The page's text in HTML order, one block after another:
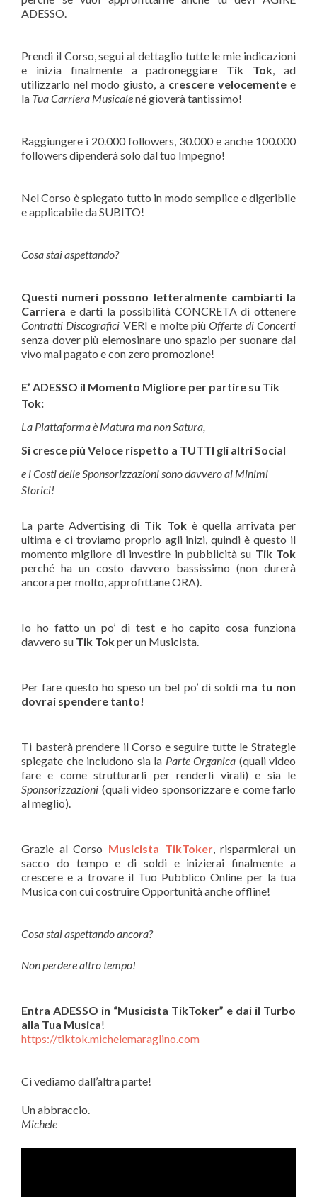
ADESSO.
Prendi il Corso, segui al dettaglio tutte le mie indicazioni
e inizia finalmente a padroneggiare Tik Tok, ad
utilizzarlo nel modo giusto, a crescere velocemente e
la Tua Carriera Musicalené gioverà tantissimo!
Raggiungere i 20.000 followers, 30.000 e anche 100.000
followers dipenderà solo dal tuo Impegno!
Nel Corso è spiegato tutto in modo semplice e digeribile
e applicabile da SUBITO!
Cosa stai aspettando?
Questi numeri possono letteralmente cambiarti la
Carriera e darti la possibilità CONCRETA di ottenere
Contratti Discografici VERI e molte piùOfferte di Concerti
senza dover più elemosinare uno spazio per suonare dal
vivo mal pagato e con zero promozione!
E’ ADESSO il Momento Migliore per partire su Tik
Tok:
La Piattaforma è Matura ma non Satura,
Si cresce più Veloce rispetto a TUTTI gli altri Social
e i Costi delle Sponsorizzazioni sono davvero ai Minimi
Storici!
La parte Advertising di Tik Tok è quella arrivata per
ultima e ci troviamo proprio agli inizi, quindi è questo il
momento migliore di investire in pubblicità su Tik Tok
perché ha un costo davvero bassissimo (non durerà
ancora per molto, approfittane ORA).
Io ho fatto un po’ di test e ho capito cosa funziona
davvero su Tik Tokper un Musicista.
Per fare questo ho speso un bel po’ di soldi ma tu non
dovrai spendere tanto!
Ti basterà prendere il Corso e seguire tutte le Strategie
spiegate che includono sia la Parte Organica (quali video
fare e come strutturarli per renderli virali) e sia le
Sponsorizzazioni (quali video sponsorizzare e come farlo
al meglio).
Grazie al Corso Musicista TikToker, risparmierai un
sacco do tempo e di soldi e inizierai finalmente a
crescere e a trovare il Tuo Pubblico Online per la tua
Musica con cui costruire Opportunità anche offline!
Cosa stai aspettando ancora?
Non perdere altro tempo!
Entra ADESSO in “Musicista TikToker” e dai il Turbo
alla Tua Musica!
https://tiktok.michelemaraglino.com
Ci vediamo dall’altra parte!
Un abbraccio.
Michele